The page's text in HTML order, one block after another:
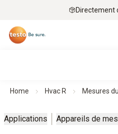
Directement
Home Hvac R Mesures
Applications Appareils de